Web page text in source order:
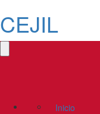
CEJIL
Inicio